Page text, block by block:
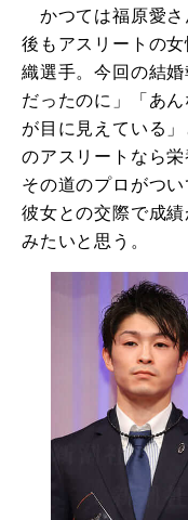
かつては福原愛さ
後もアスリートの
織選手。今回の結
だったのに」「あ
が目に見えている
のアスリートなら
その道のプロがつ
彼女との交際で成
みたいと思う。